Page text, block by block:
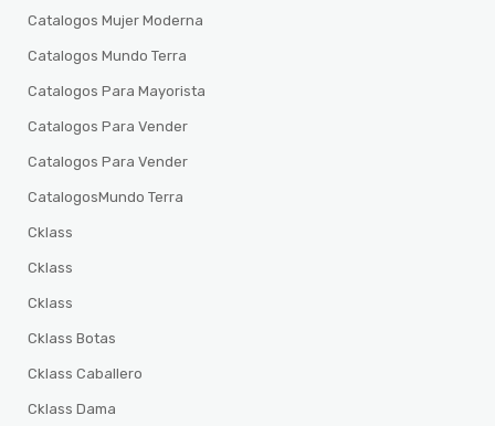
Catalogos Mujer Moderna
Catalogos Mundo Terra
Catalogos Para Mayorista
Catalogos Para Vender
Catalogos Para Vender
CatalogosMundo Terra
Cklass
Cklass
Cklass
Cklass Botas
Cklass Caballero
Cklass Dama